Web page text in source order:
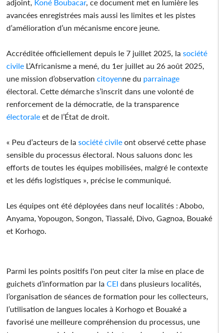
adjoint, Koné Boubacar, ce document met en lumière les
avancées enregistrées mais aussi les limites et les pistes
d’amélioration d’un mécanisme encore jeune.
Accréditée officiellement depuis le 7 juillet 2025, la société
civile L’Africanisme a mené, du 1er juillet au 26 août 2025,
une mission d’observation citoyenne du parrainage
électoral. Cette démarche s’inscrit dans une volonté de
renforcement de la démocratie, de la transparence
électorale et de l’État de droit.
« Peu d’acteurs de la société civile ont observé cette phase
sensible du processus électoral. Nous saluons donc les
efforts de toutes les équipes mobilisées, malgré le contexte
et les défis logistiques », précise le communiqué.
Les équipes ont été déployées dans neuf localités : Abobo,
Anyama, Yopougon, Songon, Tiassalé, Divo, Gagnoa, Bouaké
et Korhogo.
Parmi les points positifs l'on peut citer la mise en place de
guichets d’information par la CEI dans plusieurs localités,
l’organisation de séances de formation pour les collecteurs,
l’utilisation de langues locales à Korhogo et Bouaké a
favorisé une meilleure compréhension du processus, une